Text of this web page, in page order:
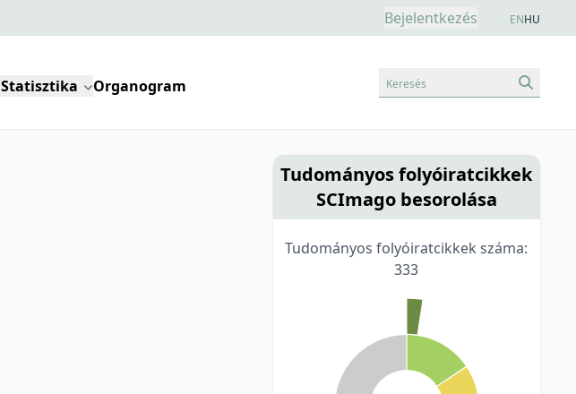
Bejelentkezés ENHU
Statisztika Organogram Keresés
Tudományos folyóiratcikkek
SCImago besorolása
Tudományos folyóiratcikkek száma:
333